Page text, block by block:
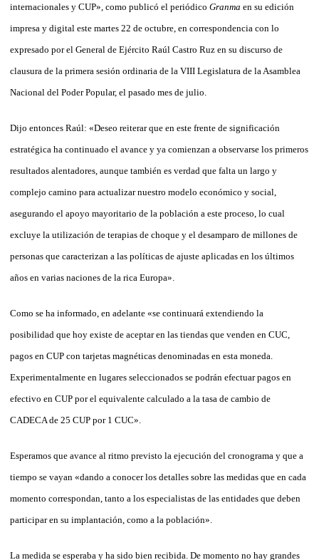
internacionales y CUP», como publicó el periódico Granma en su edición
impresa y digital este martes 22 de octubre, en correspondencia con lo
expresado por el General de Ejército Raúl Castro Ruz en su discurso de
clausura de la primera sesión ordinaria de la VIII Legislatura de la Asamblea
Nacional del Poder Popular, el pasado mes de julio.
Dijo entonces Raúl: «Deseo reiterar que en este frente de significación
estratégica ha continuado el avance y ya comienzan a observarse los primeros
resultados alentadores, aunque también es verdad que falta un largo y
complejo camino para actualizar nuestro modelo económico y social,
asegurando el apoyo mayoritario de la población a este proceso, lo cual
excluye la utilización de terapias de choque y el desamparo de millones de
personas que caracterizan a las políticas de ajuste aplicadas en los últimos
años en varias naciones de la rica Europa».
Como se ha informado, en adelante «se continuará extendiendo la
posibilidad que hoy existe de aceptar en las tiendas que venden en CUC,
pagos en CUP con tarjetas magnéticas denominadas en esta moneda.
Experimentalmente en lugares seleccionados se podrán efectuar pagos en
efectivo en CUP por el equivalente calculado a la tasa de cambio de
CADECA de 25 CUP por 1 CUC».
Esperamos que avance al ritmo previsto la ejecución del crono­gra­ma y que a
tiempo se vayan «dando a conocer los detalles sobre las medidas que en cada
momento correspondan, tanto a los especialistas de las entidades que deben
participar en su implantación, como a la población».
La medida se esperaba y ha sido bien recibida. De momento no hay grandes